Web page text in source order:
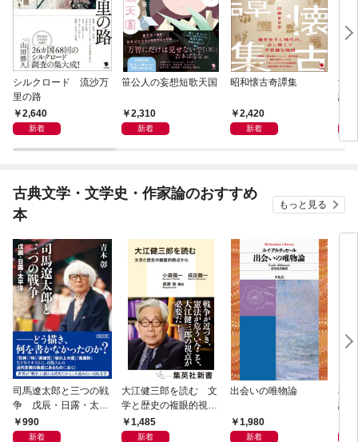
シルクロード 流沙万
里の路
2,640
新着
笹公人の妄想短歌天国
2,310
新着
昭和懐古奇譚集
2,420
新着
流
語
古典文学・文学史・作家論のおすすめ
本
もっと見る
司馬遼太郎と三つの戦
争 戊辰・日露・太平
洋990
新着
大江健三郎を読む 文
学と歴史の複眼的視点
から1,485
新着
出会いの唯物論
1,980
新着
本
話）